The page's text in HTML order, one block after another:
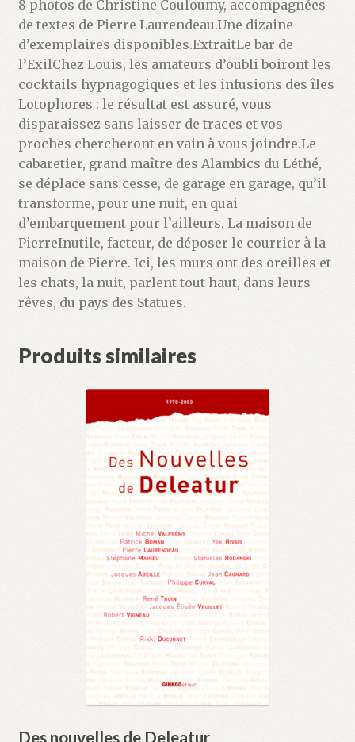
8 photos de Christine Couloumy, accompagnées
de textes de Pierre Laurendeau.Une dizaine
d’exemplaires disponibles.ExtraitLe bar de
l’ExilChez Louis, les amateurs d’oubli boiront les
cocktails hypnagogiques et les infusions des îles
Lotophores : le résultat est assuré, vous
disparaissez sans laisser de traces et vos
proches chercheront en vain à vous joindre.Le
cabaretier, grand maître des Alambics du Léthé,
se déplace sans cesse, de garage en garage, qu’il
transforme, pour une nuit, en quai
d’embarquement pour l’ailleurs. La maison de
PierreInutile, facteur, de déposer le courrier à la
maison de Pierre. Ici, les murs ont des oreilles et
les chats, la nuit, parlent tout haut, dans leurs
rêves, du pays des Statues.
Produits similaires
Des nouvelles de Deleatur